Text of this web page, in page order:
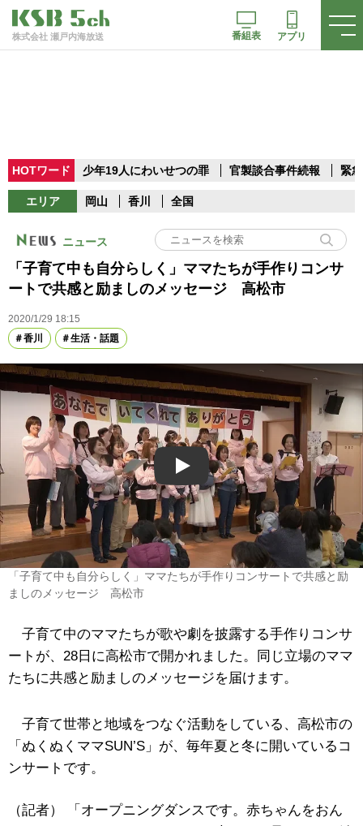
株式会社 瀬戸内海放送 番組表 アプリ
HOTワード 少年19人にわいせつの罪 官製談合事件続報 緊
エリア 岡山 香川 全国
ニュース
「子育て中も自分らしく」ママたちが手作りコンサ
ートで共感と励ましのメッセージ 高松市
2020/1/29 18:15
香川
生活・話題
Play
「子育て中も自分らしく」ママたちが手作りコンサートで共感と励
ましのメッセージ 高松市
子育て中のママたちが歌や劇を披露する手作りコンサ
ートが、28日に高松市で開かれました。同じ立場のママ
たちに共感と励ましのメッセージを届けます。
子育て世帯と地域をつなぐ活動をしている、高松市の
「ぬくぬくママSUN’S」が、毎年夏と冬に開いているコ
ンサートです。
（記者） 「オープニングダンスです。赤ちゃんをおん